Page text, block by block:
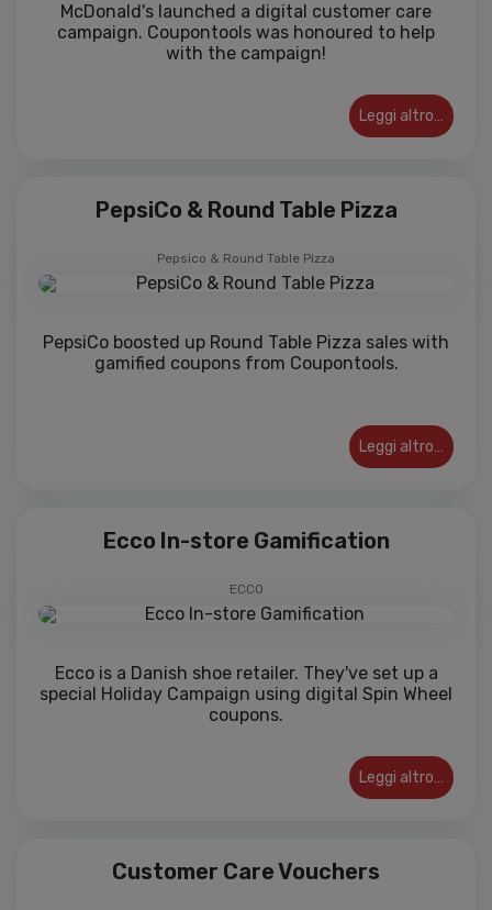
McDonald's launched a digital customer care
campaign. Coupontools was honoured to help
with the campaign!
Leggi altro…
PepsiCo & Round Table Pizza
Pepsico & Round Table Pizza
PepsiCo boosted up Round Table Pizza sales with
gamified coupons from Coupontools.
Leggi altro…
Ecco In-store Gamification
ECCO
Ecco is a Danish shoe retailer. They've set up a
special Holiday Campaign using digital Spin Wheel
coupons.
Leggi altro…
Customer Care Vouchers